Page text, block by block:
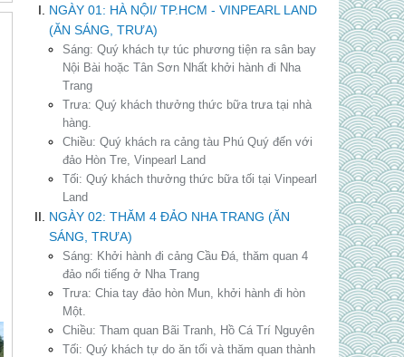
NGÀY 01: HÀ NỘI/ TP.HCM - VINPEARL LAND
(ĂN SÁNG, TRƯA)
Sáng: Quý khách tự túc phương tiện ra sân bay
Nội Bài hoặc Tân Sơn Nhất khởi hành đi Nha
Trang
Trưa: Quý khách thưởng thức bữa trưa tại nhà
hàng.
Chiều: Quý khách ra cảng tàu Phú Quý đến với
đảo Hòn Tre, Vinpearl Land
Tối: Quý khách thưởng thức bữa tối tại Vinpearl
Land
NGÀY 02: THĂM 4 ĐẢO NHA TRANG (ĂN
SÁNG, TRƯA)
Sáng: Khởi hành đi cảng Cầu Đá, thăm quan 4
đảo nổi tiếng ở Nha Trang
Trưa: Chia tay đảo hòn Mun, khởi hành đi hòn
Một.
Chiều: Tham quan Bãi Tranh, Hồ Cá Trí Nguyên
Tối: Quý khách tự do ăn tối và thăm quan thành